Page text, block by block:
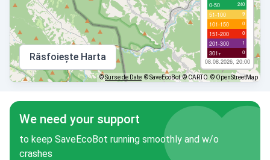
0-50 240
51-100 9
101-150 0
151-200 0
201-300 1
301+ 0
08.08.2026, 20:00
Răsfoiește Harta
©Surse de Date © SaveEcoBot © CARTO © OpenStreetMap
We need your support
to keep SaveEcoBot running smoothly and w/o
crashes